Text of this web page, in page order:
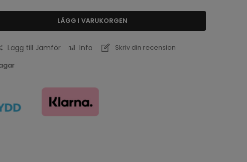
LÄGG I VARUKORGEN
Lägg till Jämför Info
Skriv din recension